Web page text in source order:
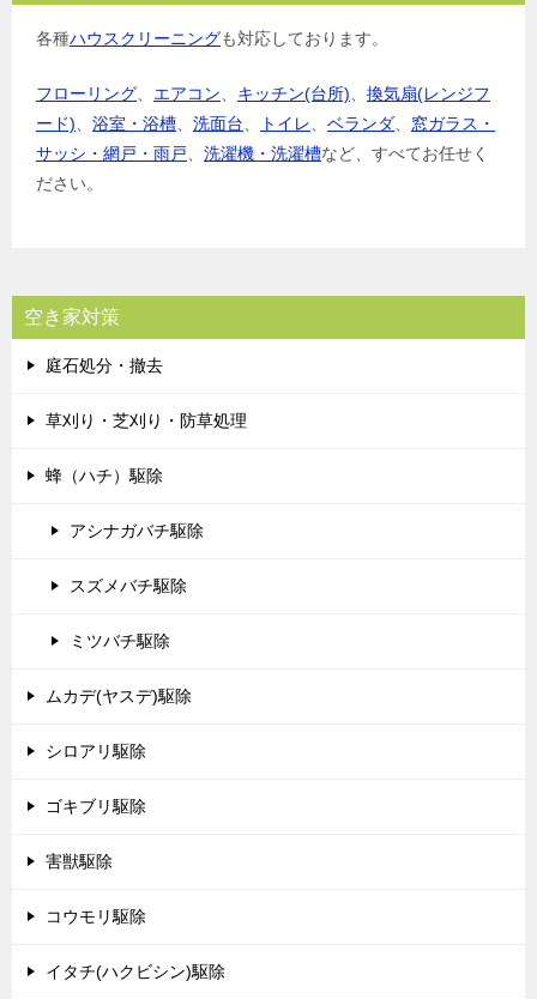
各種ハウスクリーニングも対応しております。
フローリング、 エアコン、 キッチン(台所)、 換気扇(レンジフ
ード)、 浴室・浴槽、 洗面台、 トイレ、 ベランダ、 窓ガラス・
サッシ・網戸・雨戸、 洗濯機・洗濯槽など、すべてお任せく
ださい。
空き家対策
庭石処分・撤去
草刈り・芝刈り・防草処理
蜂（ハチ）駆除
アシナガバチ駆除
スズメバチ駆除
ミツバチ駆除
ムカデ(ヤスデ)駆除
シロアリ駆除
ゴキブリ駆除
害獣駆除
コウモリ駆除
イタチ(ハクビシン)駆除